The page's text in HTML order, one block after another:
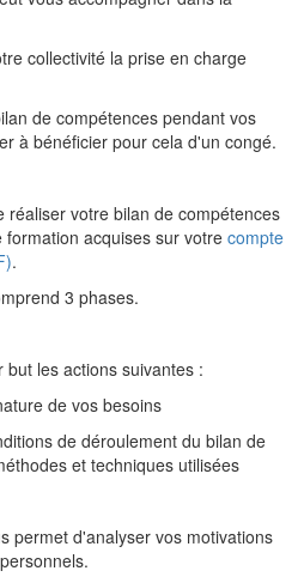
collectivité la prise en charge
de compétences pendant vos
à bénéficier pour cela d'un congé.
réaliser votre bilan de compétences
acquises sur votrecompte
.
3 phases.
les actions suivantes :
de vos besoins
de déroulement du bilan de
et techniques utilisées
permet d'analyser vos motivations